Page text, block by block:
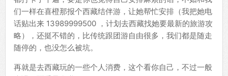
们一样在喜橙那报个西藏结伴游，让她帮忙安排（我把她电
话贴出来 13989999500 ，计划去西藏找她要最新的旅游攻
略），还挺不错的，比传统跟团游自由很多，我们都是随走
随停的，也没怎么被坑。
再就是去西藏玩的一些个人消费，这个看你自己，不过一般